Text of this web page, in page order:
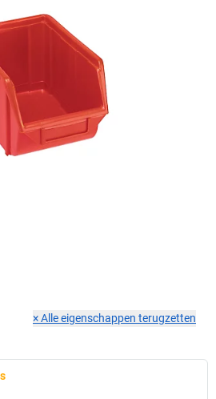
×Alle eigenschappen terugzetten